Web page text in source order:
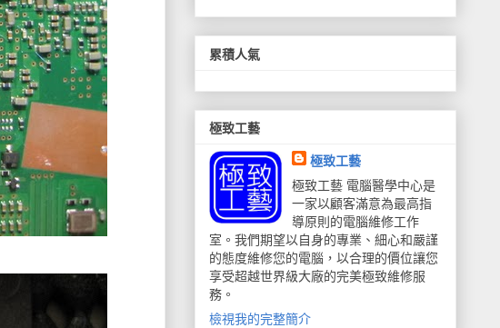
累積人氣
極致工藝
極致工藝
極致工藝 電腦醫學中心是
一家以顧客滿意為最高指
導原則的電腦維修工作
室。我們期望以自身的專業、細心和嚴謹
的態度維修您的電腦，以合理的價位讓您
享受超越世界級大廠的完美極致維修服
務。
檢視我的完整簡介